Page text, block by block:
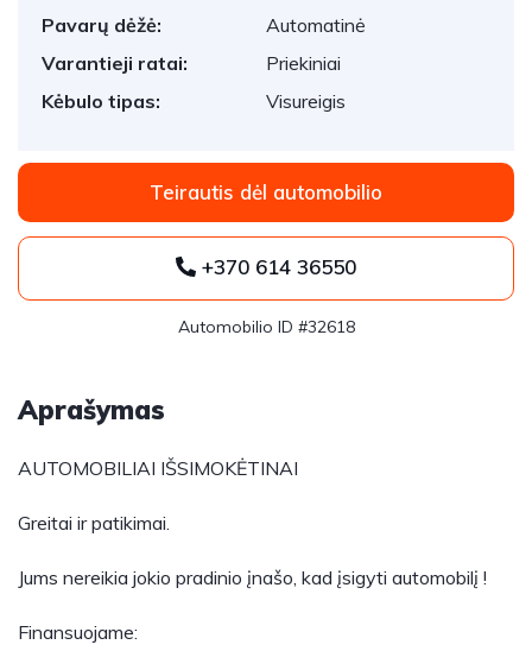
Pavarų dėžė:
Automatinė
Varantieji ratai:
Priekiniai
Kėbulo tipas:
Visureigis
Teirautis dėl automobilio
+370 614 36550
Automobilio ID #32618
Aprašymas
AUTOMOBILIAI IŠSIMOKĖTINAI
Greitai ir patikimai.
Jums nereikia jokio pradinio įnašo, kad įsigyti automobilį !
Finansuojame: